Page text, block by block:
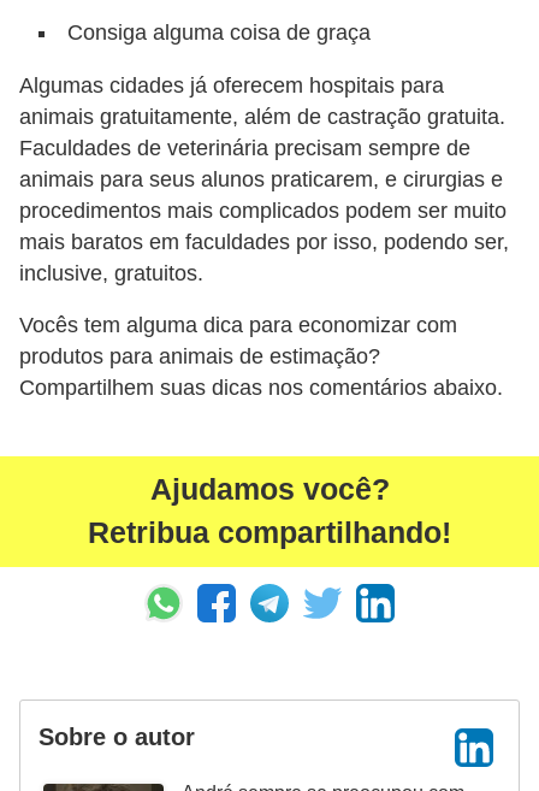
Consiga alguma coisa de graça
Algumas cidades já oferecem hospitais para
animais gratuitamente, além de castração gratuita.
Faculdades de veterinária precisam sempre de
animais para seus alunos praticarem, e cirurgias e
procedimentos mais complicados podem ser muito
mais baratos em faculdades por isso, podendo ser,
inclusive, gratuitos.
Vocês tem alguma dica para economizar com
produtos para animais de estimação?
Compartilhem suas dicas nos comentários abaixo.
Ajudamos você?
Retribua compartilhando!
Sobre o autor
í
i
o
P
r
o
d
u
t
r